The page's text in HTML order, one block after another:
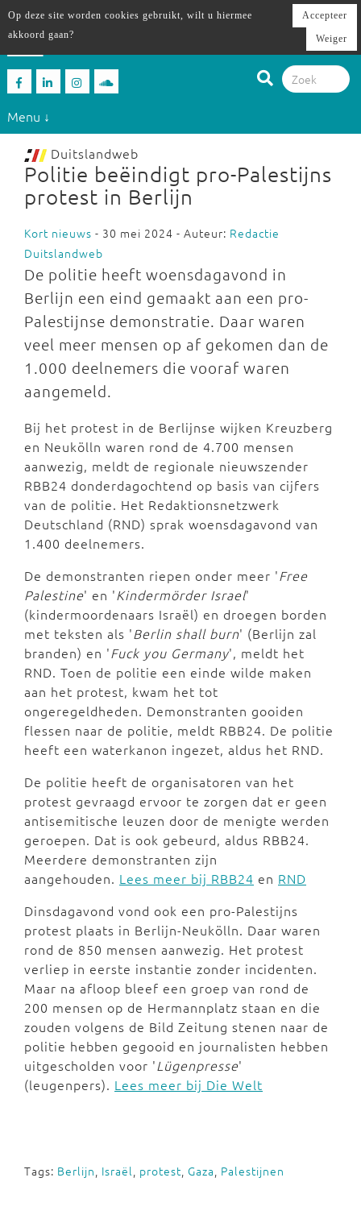
Menu ↓
Duitslandweb
Politie beëindigt pro-Palestijns
protest in Berlijn
Kort nieuws - 30 mei 2024 - Auteur: Redactie
Duitslandweb
De politie heeft woensdagavond in
Berlijn een eind gemaakt aan een pro-
Palestijnse demonstratie. Daar waren
veel meer mensen op af gekomen dan de
1.000 deelnemers die vooraf waren
aangemeld.
Bij het protest in de Berlijnse wijken Kreuzberg
en Neukölln waren rond de 4.700 mensen
aanwezig, meldt de regionale nieuwszender
RBB24 donderdagochtend op basis van cijfers
van de politie. Het Redaktionsnetzwerk
Deutschland (RND) sprak woensdagavond van
1.400 deelnemers.
De demonstranten riepen onder meer 'Free
Palestine' en 'Kindermörder Israel'
(kindermoordenaars Israël) en droegen borden
met teksten als 'Berlin shall burn' (Berlijn zal
branden) en 'Fuck you Germany', meldt het
RND. Toen de politie een einde wilde maken
aan het protest, kwam het tot
ongeregeldheden. Demonstranten gooiden
flessen naar de politie, meldt RBB24. De politie
heeft een waterkanon ingezet, aldus het RND.
De politie heeft de organisatoren van het
protest gevraagd ervoor te zorgen dat er geen
antisemitische leuzen door de menigte werden
geroepen. Dat is ook gebeurd, aldus RBB24.
Meerdere demonstranten zijn
aangehouden. Lees meer bij RBB24 en RND
Dinsdagavond vond ook een pro-Palestijns
protest plaats in Berlijn-Neukölln. Daar waren
rond de 850 mensen aanwezig. Het protest
verliep in eerste instantie zonder incidenten.
Maar na afloop bleef een groep van rond de
200 mensen op de Hermannplatz staan en die
zouden volgens de Bild Zeitung stenen naar de
politie hebben gegooid en journalisten hebben
uitgescholden voor 'Lügenpresse'
(leugenpers). Lees meer bij Die Welt
Tags: Berlijn, Israël, protest, Gaza, Palestijnen
Op deze site worden cookies gebruikt, wilt u hiermee
akkoord gaan?
Accepteer
Weiger